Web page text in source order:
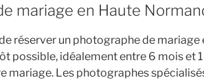
mariage en Haute
réserver un photographe de mariage
possible, idéalement entre 6 mois et 1
mariage. Les photographes